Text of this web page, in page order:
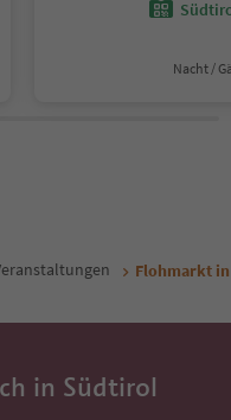
Nacht /
Flohmarkt
in Südtirol